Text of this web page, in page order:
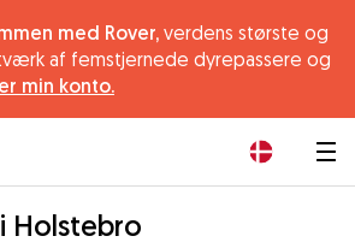
med Rover, verdens største og
af femstjernede dyrepassere og
min konto.
Holstebro